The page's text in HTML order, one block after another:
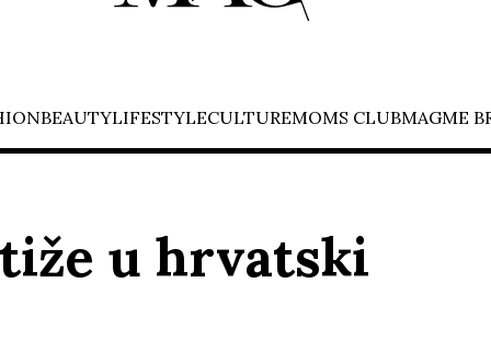
BEAUTYLIFESTYLECULTUREMOMS CLUBMAGME
u hrvatski